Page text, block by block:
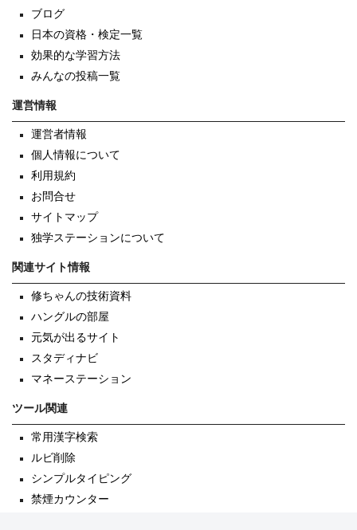
ブログ
日本の資格・検定一覧
効果的な学習方法
みんなの投稿一覧
運営情報
運営者情報
個人情報について
利用規約
お問合せ
サイトマップ
独学ステーションについて
関連サイト情報
修ちゃんの技術資料
ハングルの部屋
元気が出るサイト
スタディナビ
マネーステーション
ツール関連
常用漢字検索
ルビ削除
シンプルタイピング
禁煙カウンター